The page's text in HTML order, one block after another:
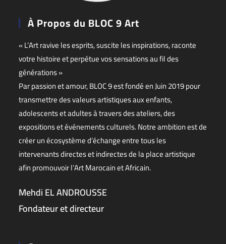
À Propos du BLOC 9 Art
« L’Art ravive les esprits, suscite les inspirations, raconte
votre histoire et perpétue vos sensations au fil des
générations »
Par passion et amour, BLOC 9 est fondé en Juin 2019 pour
transmettre des valeurs artistiques aux enfants,
adolescents et adultes à travers des ateliers, des
expositions et événements culturels. Notre ambition est de
créer un écosystème d’échange entre tous les
intervenants directes et indirectes de la place artistique
afin promouvoir l’Art Marocain et Africain.
Mehdi EL ANDROUSSE
Fondateur et directeur